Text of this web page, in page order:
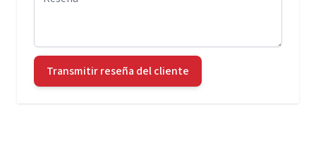
Transmitir reseña del cliente